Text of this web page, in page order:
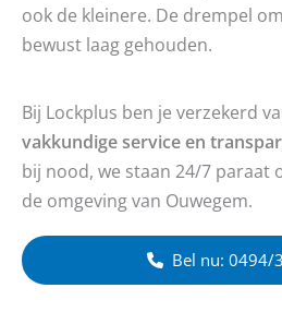
ook de kleinere. De drempel
bewust laag gehouden.
Bij Lockplus ben je verzekerd
vakkundige service en
bij nood, we staan 24/7 paraat
de omgeving van Ouwegem.
Bel nu: 0494/